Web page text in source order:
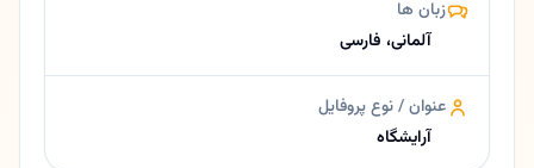
زبان ها
آلمانی، فارسی
عنوان / نوع پروفایل
آرایشگاه